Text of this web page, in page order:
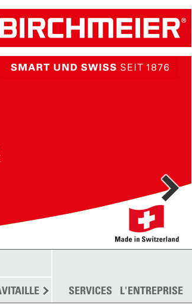
DISPERSION PLUS
SERVICES L'ENTREPRISE